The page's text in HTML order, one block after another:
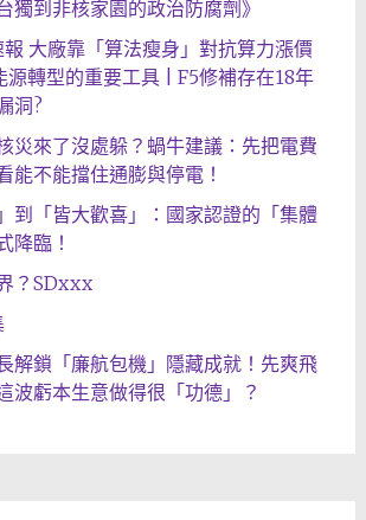
獨到非核家園的政治防腐劑》
大廠靠「算法瘦身」對抗算力漲價
源轉型的重要工具 | F5修補存在18年
洞?
災來了沒處躲？蝸牛建議：先把電費
能不能擋住通膨與停電！
到「皆大歡喜」：國家認證的「集體
降臨！
？SDxxx
解鎖「廉航包機」隱藏成就！先爽飛
波虧本生意做得很「功德」？